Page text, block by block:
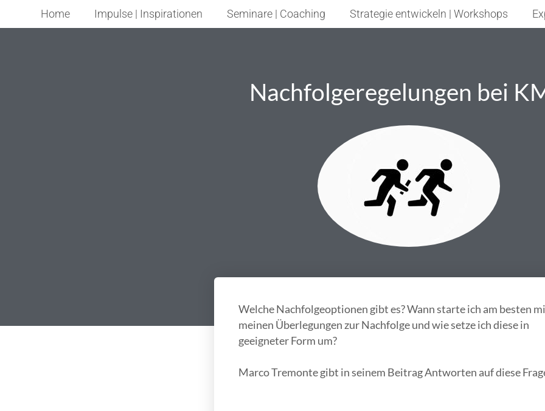
Home Impulse | Inspirationen Seminare | Coaching Strategie entwickeln | Workshops
Nachfolgeregelungen bei
Welche Nachfolgeoptionen gibt es? Wann starte ich am besten
meinen Überlegungen zur Nachfolge und wie setze ich diese in
geeigneter Form um?
Marco Tremonte gibt in seinem Beitrag Antworten auf diese